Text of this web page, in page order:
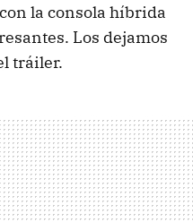
la consola híbrida
Los dejamos
tráiler.